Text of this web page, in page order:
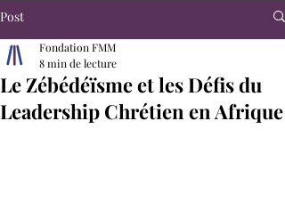
Post
Le Zébédéïsme et les Défis du
Leadership Chrétien en Afrique
Fondation FMM
8 min de lecture